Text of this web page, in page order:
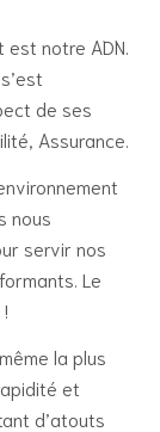
notre ADN.
s’est
de ses
Assurance.
nous
servir nos
Le
la plus
et
d’atouts